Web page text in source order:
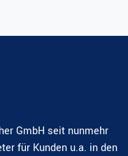
GmbH seit nunmehr
für Kunden u.a. in den